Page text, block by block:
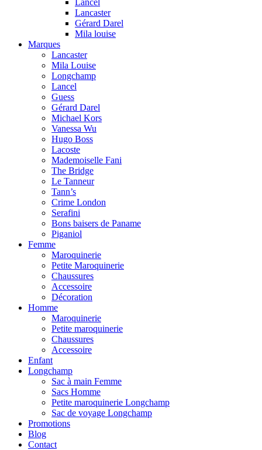
Lancel
Lancaster
Gérard Darel
Mila louise
Marques
Lancaster
Mila Louise
Longchamp
Lancel
Guess
Gérard Darel
Michael Kors
Vanessa Wu
Hugo Boss
Lacoste
Mademoiselle Fani
The Bridge
Le Tanneur
Tann’s
Crime London
Serafini
Bons baisers de Paname
Piganiol
Femme
Maroquinerie
Petite Maroquinerie
Chaussures
Accessoire
Décoration
Homme
Maroquinerie
Petite maroquinerie
Chaussures
Accessoire
Enfant
Longchamp
Sac à main Femme
Sacs Homme
Petite maroquinerie Longchamp
Sac de voyage Longchamp
Promotions
Blog
Contact